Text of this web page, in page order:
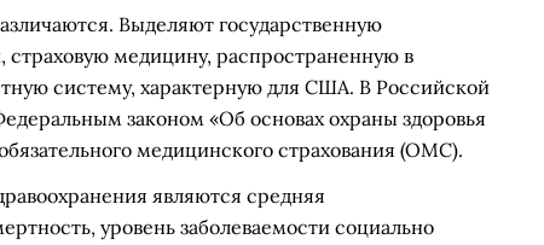
Выделяют государственную
медицину, распространенную в
систему, характерную для США. В Российской
законом «Об основах охраны здоровья
медицинского страхования (ОМС).
являются средняя
уровень заболеваемости социально